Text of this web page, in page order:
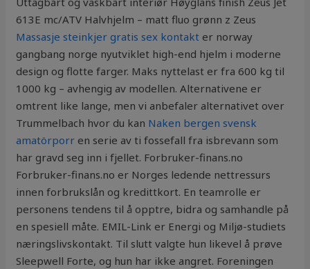
613E mc/ATV Halvhjelm – matt fluo grønn z Zeus
Massasje steinkjer gratis sex kontakt er norway
gangbang norge nyutviklet high-end hjelm i moderne
design og flotte farger. Maks nyttelast er fra 600 kg til
1000 kg – avhengig av modellen. Alternativene er
omtrent like lange, men vi anbefaler alternativet over
Trummelbach hvor du kan Naken bergen svensk
amatörporr en serie av ti fossefall fra isbrevann som
har gravd seg inn i fjellet. Forbruker-finans.no
Forbruker-finans.no er Norges ledende nettressurs
innen forbrukslån og kredittkort. En teamrolle er
personens tendens til å opptre, bidra og samhandle på
en spesiell måte. EMIL-Link er Energi og Miljø-studiets
næringslivskontakt. Til slutt valgte hun likevel å prøve
Sleepwell Forte, og hun har ikke angret. Foreningen